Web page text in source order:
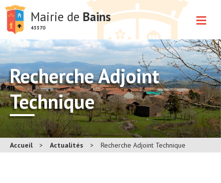
Mairie de Bains
43370
Recherche Adjoint
Technique
Accueil > Actualités > Recherche Adjoint Technique